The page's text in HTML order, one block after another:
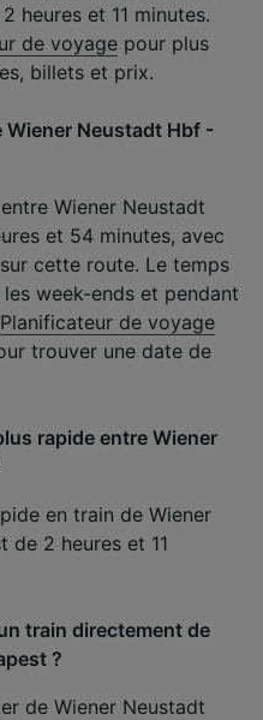
heures et 11 minutes.
de voyage pour plus
billets et prix.
Neustadt Hbf -
Wiener Neustadt
et 54 minutes, avec
cette route. Le temps
week-ends et pendant
Planificateur de voyage
trouver une date de
rapide entre Wiener
en train de Wiener
de 2 heures et 11
train directement de
?
de Wiener Neustadt